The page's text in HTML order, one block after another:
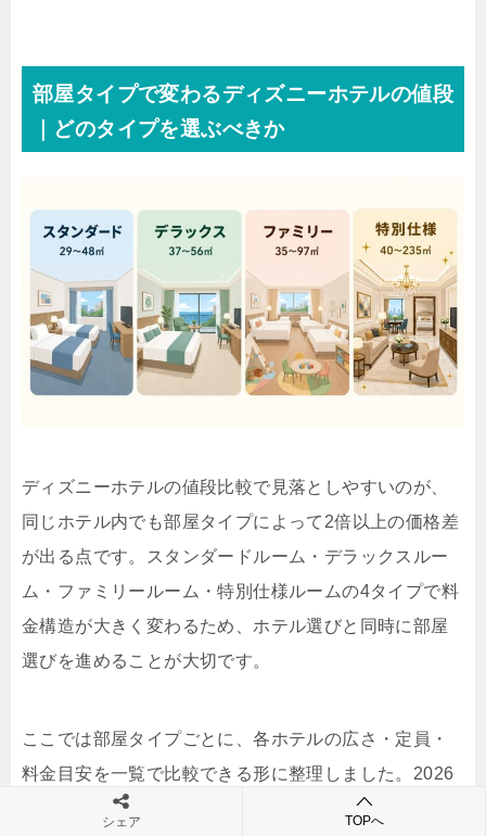
部屋タイプで変わるディズニーホテルの値段
｜どのタイプを選ぶべきか
ディズニーホテルの値段比較で見落としやすいのが、
同じホテル内でも部屋タイプによって2倍以上の価格差
が出る点です。スタンダードルーム・デラックスルー
ム・ファミリールーム・特別仕様ルームの4タイプで料
金構造が大きく変わるため、ホテル選びと同時に部屋
選びを進めることが大切です。
ここでは部屋タイプごとに、各ホテルの広さ・定員・
料金目安を一覧で比較できる形に整理しました。2026
年5月時点で確認できる料金目安として参考にしてくだ
シェア TOPへ